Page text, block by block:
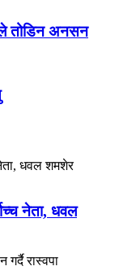
तोडिन अनसन
नेता, धवल